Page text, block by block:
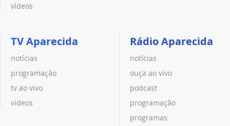
vídeos
TV Aparecida
notícias
programação
tv ao vivo
vídeos
Rádio Aparecida
notícias
ouça ao vivo
podcast
programação
programas